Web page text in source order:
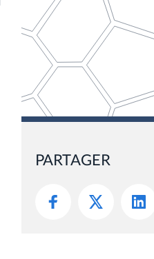
PARTAGER